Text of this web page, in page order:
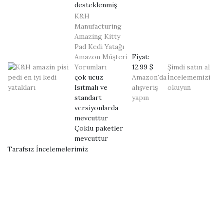
desteklenmiş
K&H
Manufacturing
Amazing Kitty
Pad Kedi Yatağı
Amazon Müşteri
Yorumları
çok ucuz
Isıtmalı ve
standart
versiyonlarda
mevcuttur
Çoklu paketler
mevcuttur
Fiyat:
12.99 $
Amazon'da
alışveriş
yapın
Şimdi satın al
İncelememizi
okuyun
Tarafsız İncelemelerimiz